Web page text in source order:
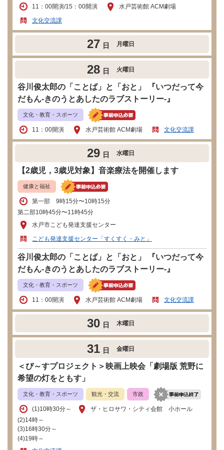
11：00開演/15：00開演
水戸芸術館 ACM劇場
文化交流課
27 日 月曜日
28 日 火曜日
谷川俊太郎の「ことば」と「おと」 『いつだって今
だもん-きのうとあしたのラブストーリー-』
文化・教育・スポーツ
11：00開演 水戸芸術館 ACM劇場 文化交流課
29 日 水曜日
【2歳児，3歳児対象】音楽療法を開催します
健康と福祉
第一部 9時15分〜10時15分
第二部10時45分〜11時45分
水戸市こども発達支援センター
こども発達支援センター「すくすく・みと」
谷川俊太郎の「ことば」と「おと」 『いつだって今
だもん-きのうとあしたのラブストーリー-』
文化・教育・スポーツ
11：00開演 水戸芸術館 ACM劇場 文化交流課
30 日 木曜日
31 日 金曜日
＜ぴ～すプロジェクト＞映画上映会「劇場版 荒野に
希望の灯をともす」
文化・教育・スポーツ 観光・交流 市政
​(1)10時30分～
(2)14時～
(3)16時30分～
(4)19時～
ザ・ヒロサワ・シティ会館 小ホール